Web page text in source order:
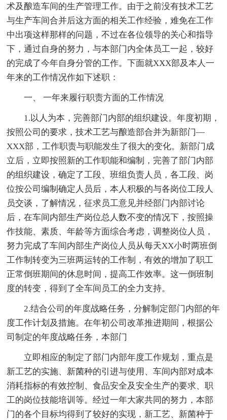
术及酿造车间的生产管理工作。由于之前没有技术工艺
与生产车间合并后这方面的相关工作经验，难免在工作
中出项这样那样的问题，不过在各位领导的关心和指导
下，通过自身的努力，与本部门内全体员工一起，较好
的完成了今年自身分管的工作。下面就XXX部及本人一
年来的工作情况作如下述职：
一、 一年来履行职责方面的工作情况
1.以人为本，完善部门内部的组织建设。年度初期，
按照公司的要求，技术工艺与酿造部合并为新部门—
XXX部，工作职责与职能发生了很大的变化。新部门成
立后，立即按照新的工作职能和编制，完善了部门内部
的组织建设，确定了工段、班组负责人员，各工段、岗
位按公司编制确定人员后，本人积极的与各岗位工段人
员交谈，了解情况，征求员工意见并经部门内部讨论
后，在车间内部生产岗位总人数不变的情况下，按照操
作技能、素质、年龄等方面综合考虑，调整岗位人员，
努力完成了车间内部生产岗位人员从每天XX小时两班倒
工作制转变为三班两运转的工作制，有效的增加了职工
正常倒班期间的休息时间，提高工作效率。这一倒班制
度的转变，得到了全车间员工的全力支持。
2.结合公司的年度战略任务，分解制定部门内部的年
度工作计划及措施。在年初公司改革推进期间，根据公
司制定的年度战略任务，本部门
立即相应的制定了部门内部年度工作规划，重点是
新工艺的实施、新菌种的引进与使用、车间内部对成本
消耗指标的有效控制、食品安全及安全生产的要求、职
工的岗位技能培训等。经过一年大家共同的努力，本部
门的各个目标均得到了较好的实现，新工艺、新菌种于